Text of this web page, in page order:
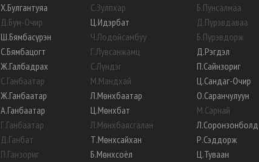
Х.Булгантуяа
Д.Бум-Очир
Ш.Бямбасүрэн
С.Бямбацогт
Ж.Галбадрах
С.Ганбаатар
Ж.Ганбаатар
А.Ганбаатар
Г.Ганбаатар
Д.Ганбат
П.Ганзориг
С.Зулпхар
Ц.Идэрбат
Ч.Лодойсамбуу
Г.Лувсанжамц
С.Лүндэг
М.Мандхай
Л.Мөнхбаатар
Ц.Мөнхбат
Л.Мөнхбаясгалан
Т.Мөнхсайхан
Б.Мөнхсоёл
Б.Пунсалмаа
Д.Пүрэвдаваа
Б.Пүрэвдорж
Д.Рэгдэл
П.Сайнзориг
Ц.Сандаг-Очир
О.Саранчулуун
М.Сарнай
Л.Соронзонболд
Р.Сэддорж
Ц.Туваан